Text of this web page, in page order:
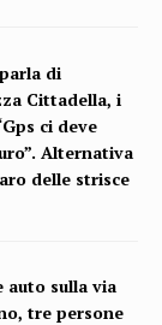
di
Cittadella, i
ci deve
Alternativa
delle strisce
auto sulla via
tre persone